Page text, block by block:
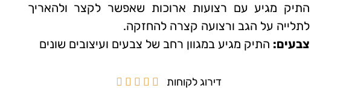
התיק מגיע עם רצועות ארוכות שאפשר לקצר ולהאריך
לתלייה על הגב ורצועה קצרה להחזקה.
צבעים: התיק מגיע במגוון רחב של צבעים ועיצובים שונים
דירוג לקוחות 



